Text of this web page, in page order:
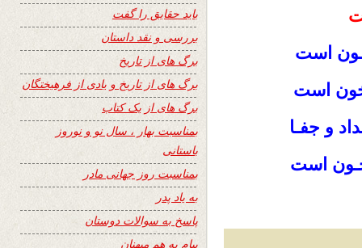
است
است
و جفـا
است
باید حقایق را گفت
بررسی و نقد داستان
برگ های از تاریخ
برگ های از تاریخ و یادی از فرهیختگان
برگ های از یک کتاب
بمناسبت بهار ، سال نو و نوروز
باستانی
بمناسبت روز جهانی مادر
به یاد پدر
پاسخ به سوالات دوستان
پیام به هم میهنان